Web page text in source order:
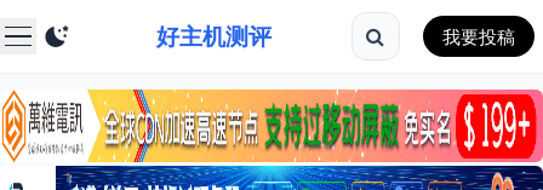
好主机测评 我要投稿